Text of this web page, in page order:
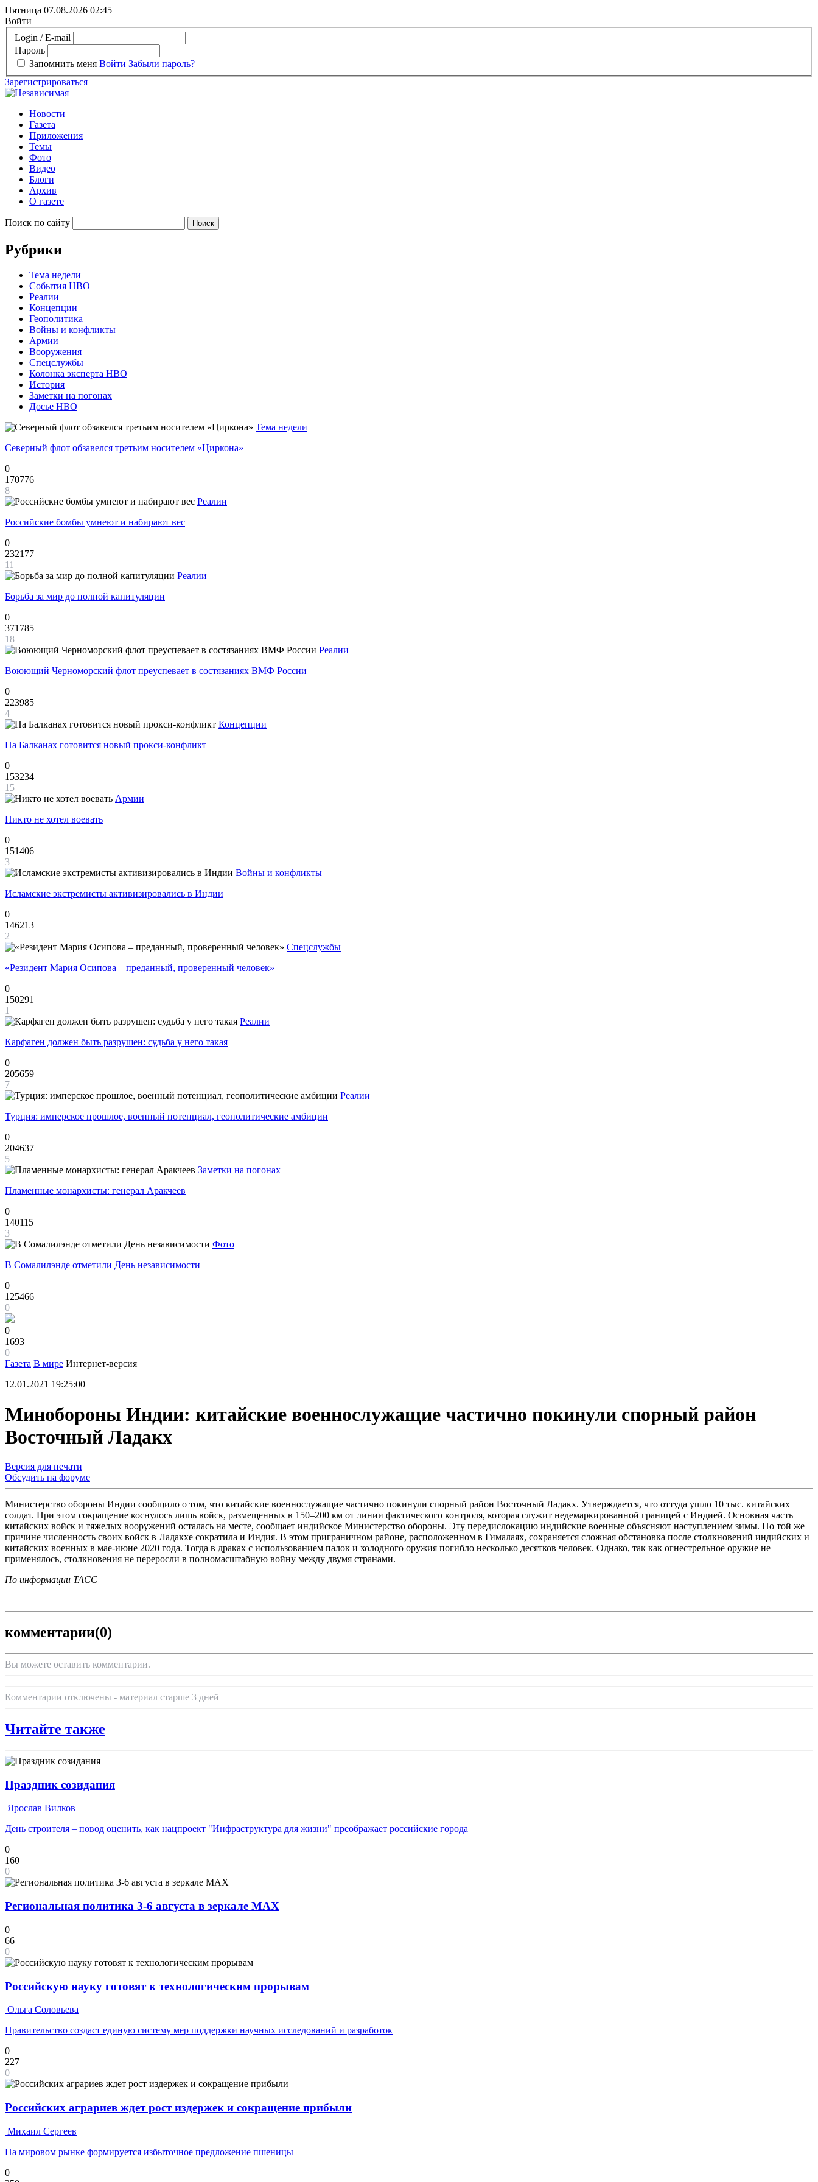
Пятница 07.08.2026 02:45
Войти
Login / E-mail
Пароль
Запомнить меня Войти Забыли пароль?
Зарегистрироваться
Новости
Газета
Приложения
Темы
Фото
Видео
Блоги
Архив
О газете
Поиск по сайту
Рубрики
Тема недели
События НВО
Реалии
Концепции
Геополитика
Войны и конфликты
Армии
Вооружения
Спецслужбы
Колонка эксперта НВО
История
Заметки на погонах
Досье НВО
Тема недели
Северный флот обзавелся третьим носителем «Циркона»
0
170776
8
Реалии
Российские бомбы умнеют и набирают вес
0
232177
11
Реалии
Борьба за мир до полной капитуляции
0
371785
18
Реалии
Воюющий Черноморский флот преуспевает в состязаниях ВМФ России
0
223985
4
Концепции
На Балканах готовится новый прокси-конфликт
0
153234
15
Армии
Никто не хотел воевать
0
151406
3
Войны и конфликты
Исламские экстремисты активизировались в Индии
0
146213
2
Спецслужбы
«Резидент Мария Осипова – преданный, проверенный человек»
0
150291
1
Реалии
Карфаген должен быть разрушен: судьба у него такая
0
205659
7
Реалии
Турция: имперское прошлое, военный потенциал, геополитические амбиции
0
204637
5
Заметки на погонах
Пламенные монархисты: генерал Аракчеев
0
140115
3
Фото
В Сомалилэнде отметили День независимости
0
125466
0
0
1693
0
Газета В мире Интернет-версия
12.01.2021 19:25:00
Минобороны Индии: китайские военнослужащие частично покинули спорный район
Восточный Ладакх
Версия для печати
Обсудить на форуме
Министерство обороны Индии сообщило о том, что китайские военнослужащие частично покинули спорный район Восточный Ладакх. Утверждается, что оттуда ушло 10 тыс. китайских
солдат. При этом сокращение коснулось лишь войск, размещенных в 150–200 км от линии фактического контроля, которая служит недемаркированной границей с Индией. Основная часть
китайских войск и тяжелых вооружений осталась на месте, сообщает индийское Министерство обороны. Эту передислокацию индийские военные объясняют наступлением зимы. По той же
причине численность своих войск в Ладакхе сократила и Индия. В этом приграничном районе, расположенном в Гималаях, сохраняется сложная обстановка после столкновений индийских и
китайских военных в мае-июне 2020 года. Тогда в драках с использованием палок и холодного оружия погибло несколько десятков человек. Однако, так как огнестрельное оружие не
применялось, столкновения не переросли в полномасштабную войну между двумя странами.
По информации ТАСС
комментарии(0)
Вы можете оставить комментарии.
Комментарии отключены - материал старше 3 дней
Читайте также
Праздник созидания
Ярослав Вилков
День строителя – повод оценить, как нацпроект "Инфраструктура для жизни" преображает российские города
0
160
0
Региональная политика 3-6 августа в зеркале MAX
0
66
0
Российскую науку готовят к технологическим прорывам
Ольга Соловьева
Правительство создаст единую систему мер поддержки научных исследований и разработок
0
227
0
Российских аграриев ждет рост издержек и сокращение прибыли
Михаил Сергеев
На мировом рынке формируется избыточное предложение пшеницы
0